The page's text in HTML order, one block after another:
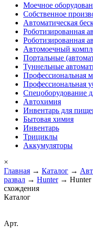
Моечное
Собственное
Автоматическая
Роботизированная
Роботизированная
Автомоечный
Портальные
Туннельные
Профессиональная
Профессиональная
Спецоборудование
Автохимия
Инвентарь для
Бытовая химия
Инвентарь
Трициклы
Аккумуляторы
×
Главная → Каталог →
развал → Hunter→ Hunter
схождения
Каталог
Арт.